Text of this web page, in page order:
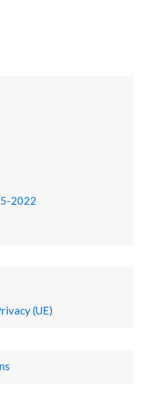
2022
(UE)